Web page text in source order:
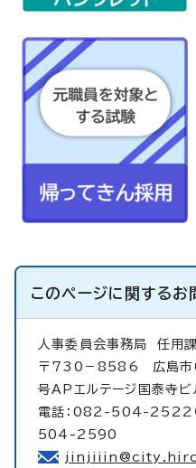
このページに関するお
人事委員会事務局 任用課
〒730－8586 広島市
号APエルテージ国泰寺
電話：082-504-2522
504-2590